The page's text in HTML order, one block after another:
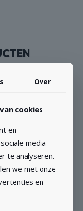
Over
cookies
en
media-
te analyseren.
we met onze
en